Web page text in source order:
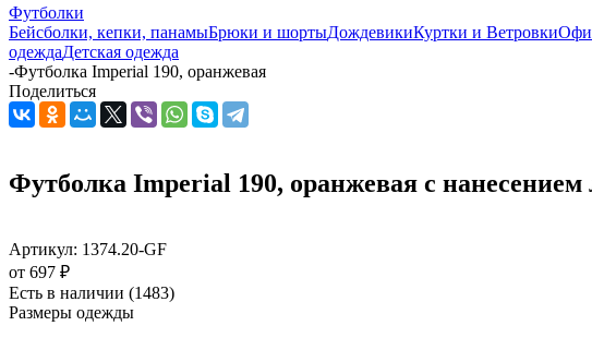
Футболки
Бейсболки, кепки, панамыБрюки и шортыДождевикиКуртки и Ветровки
одеждаДетская одежда
-Футболка Imperial 190, оранжевая
Поделиться
Футболка Imperial 190, оранжевая с нанесением
Артикул: 1374.20-GF
от 697 ₽
Есть в наличии (1483)
Размеры одежды